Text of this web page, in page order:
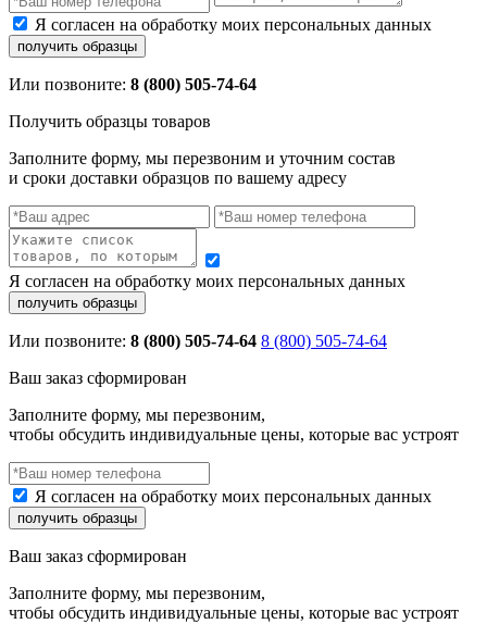
Я согласен на обработку моих персональных данных
Или позвоните: 8 (800) 505-74-64
Получить образцы товаров
Заполните форму, мы перезвоним и уточним состав
и сроки доставки образцов по вашему адресу
Я согласен на обработку моих персональных данных
Или позвоните: 8 (800) 505-74-64 8 (800) 505-74-64
Ваш заказ сформирован
Заполните форму, мы перезвоним,
чтобы обсудить индивидуальные цены, которые вас устроят
Я согласен на обработку моих персональных данных
Ваш заказ сформирован
Заполните форму, мы перезвоним,
чтобы обсудить индивидуальные цены, которые вас устроят